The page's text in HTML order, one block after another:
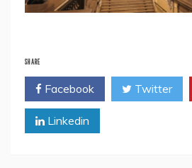
SHARE
Facebook Twitter
Linkedin